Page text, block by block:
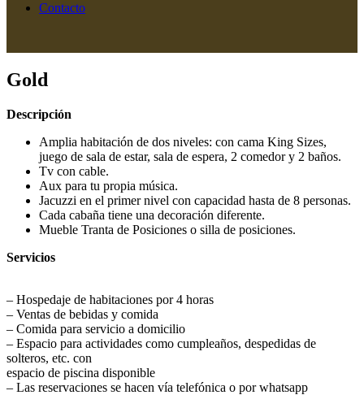
Contacto
Gold
Descripción
Amplia habitación de dos niveles: con cama King Sizes,
juego de sala de estar, sala de espera, 2 comedor y 2 baños.
Tv con cable.
Aux para tu propia música.
Jacuzzi en el primer nivel con capacidad hasta de 8 personas.
Cada cabaña tiene una decoración diferente.
Mueble Tranta de Posiciones o silla de posiciones.
Servicios
– Hospedaje de habitaciones por 4 horas
– Ventas de bebidas y comida
– Comida para servicio a domicilio
– Espacio para actividades como cumpleaños, despedidas de
solteros, etc. con
espacio de piscina disponible
– Las reservaciones se hacen vía telefónica o por whatsapp